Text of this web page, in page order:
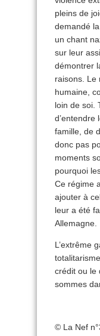
pleins de
demandé
un chant
sur leur
démontrer
raisons. Le
humaine,
loin de soi.
d’entendre
famille, de
donc pas
moments
pourquoi
Ce régime
ajouter à
leur a été
Allemagne.
L’extrême
crédit ou le
sommes
© La Nef